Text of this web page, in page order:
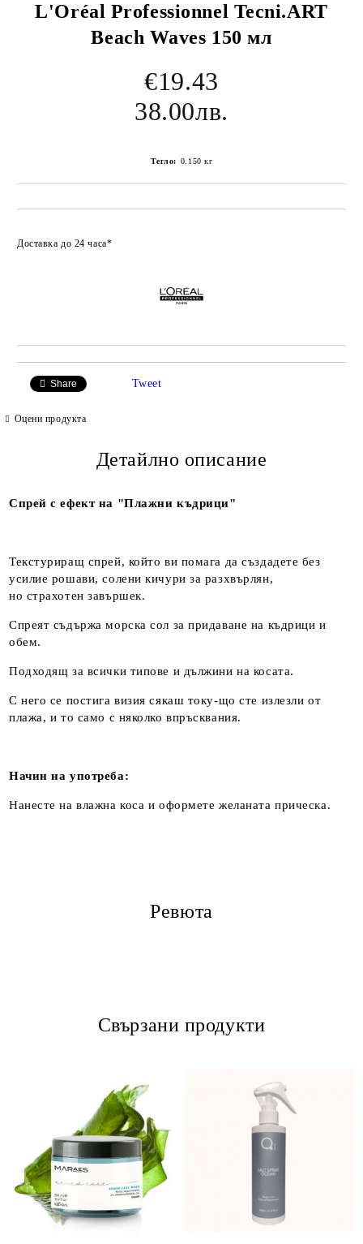
L'Oréal Professionnel Tecni.ART
Beach Waves 150 мл
€19.43
38.00лв.
Тегло: 0.150 кг
Доставка до 24 часа*
Share Tweet
Оцени продукта
Детайлно описание
Спрей с ефект на "Плажни къдрици"
Текстуриращ спрей, който ви помага да създадете без
усилие рошави, солени кичури за разхвърлян,
но страхотен завършек.
Спреят съдържа морска сол за придаване на къдрици и
обем.
Подходящ за всички типове и дължини на косата.
С него се постига визия сякаш току-що сте излезли от
плажа, и то само с няколко впръсквания.
Начин на употреба:
Нанесте на влажна коса и оформете желаната прическа.
Ревюта
Свързани продукти